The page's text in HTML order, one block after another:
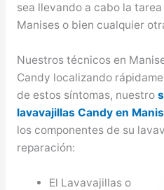
sea llevando a cabo la
Manises o bien cualquier
Nuestros técnicos en
Candy localizando
de estos síntomas, nuestro
lavavajillas Candy en
los componentes de su
reparación:
El Lavavajillas o